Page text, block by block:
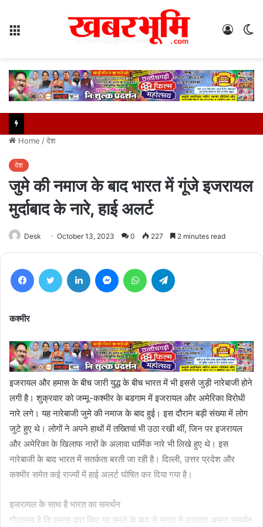
Log
Home /देश
देश
जुमे की नमाज के बाद भारत में गूंजे इजरायल
मुर्दाबाद के नारे, हाई अलर्ट
Desk October 13, 2023 0 227 2 minutes read
FacebookTwitter LinkedIn MessengerWhatsApp
कश्मीर
इजरायल और हमास के बीच जारी युद्ध के बीच भारत में भी इससे जुड़ी नारेबाजी होने
लगी है। शुक्रवार को जम्मू-कश्मीर के बडगाम में इजरायल और अमेरिका विरोधी
नारे लगे। यह नारेबाजी जुमे की नमाज के बाद हुई। इस दौरान बड़ी संख्या में लोग
जुटे हुए थे। लोगों ने अपने हाथों में तख्तियां भी उठा रखी थीं, जिन पर इजरायल
और अमेरिका के खिलाफ नारों के अलावा धार्मिक नारे भी लिखे हुए थे। इस
नारेबाजी के बाद भारत में सतर्कता बरती जा रही है। दिल्ली, उत्तर प्रदेश और
कश्मीर समेत कई राज्यों में हाई अलर्ट घोषित कर दिया गया है।
इजरायल के साथ है भारत का समर्थन
गौरतलब है कि हमास द्वारा किए गए हमले के बाद से भारत ने लगातार अपना समर्थन